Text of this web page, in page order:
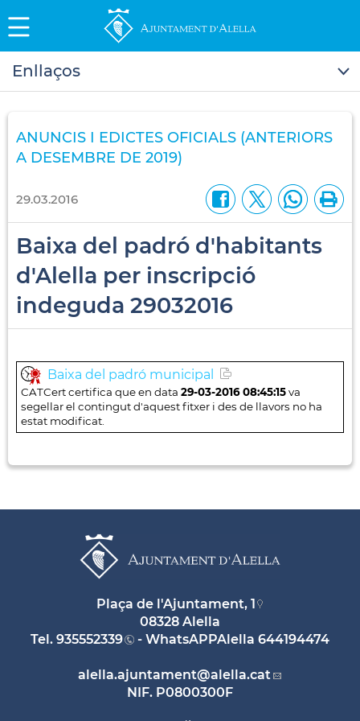
Enllaços
ANUNCIS I EDICTES OFICIALS (ANTERIORS
A DESEMBRE DE 2019)
29.03.2016
Baixa del padró d'habitants
d'Alella per inscripció
indeguda 29032016
Baixa del padró municipal
CATCert certifica que en data 29-03-2016 08:45:15va
segellar el contingut d'aquest fitxer i des de llavors no ha
estat modificat.
Plaça de l'Ajuntament, 1
08328 Alella
Tel. 935552339 - WhatsAPPAlella 644194474
alella.ajuntament@alella.cat
NIF. P0800300F